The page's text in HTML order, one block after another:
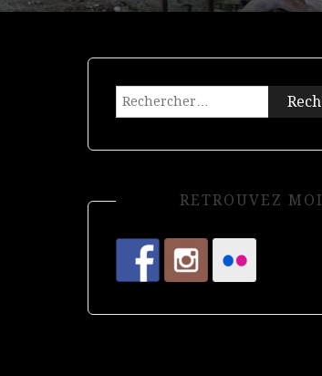
Rechercher :
RETROUVEZ MOI